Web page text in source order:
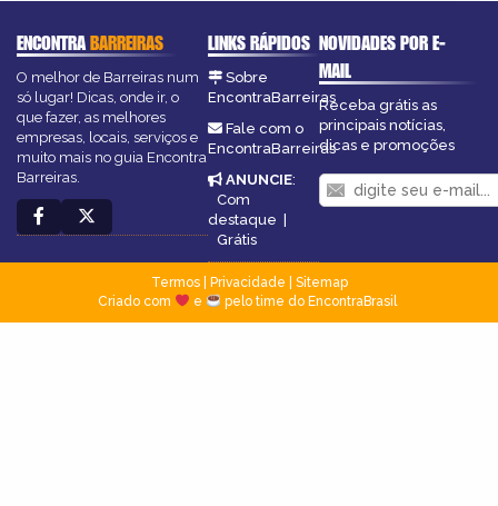
ENCONTRABARREIRAS
O melhor de Barreiras num
só lugar! Dicas, onde ir, o
que fazer, as melhores
empresas, locais, serviços e
muito mais no guia Encontra
Barreiras.
LINKS RÁPIDOS
Sobre
EncontraBarreiras
Fale com o
EncontraBarreiras
ANUNCIE:
Com
destaque |
Grátis
NOVIDADES POR E-
MAIL
Receba grátis as
principais notícias,
dicas e promoções
Termos| Privacidade
Sitemap
Criado com
e pelo time do EncontraBrasil